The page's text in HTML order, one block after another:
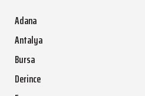
Adana
Antalya
Bursa
Derince